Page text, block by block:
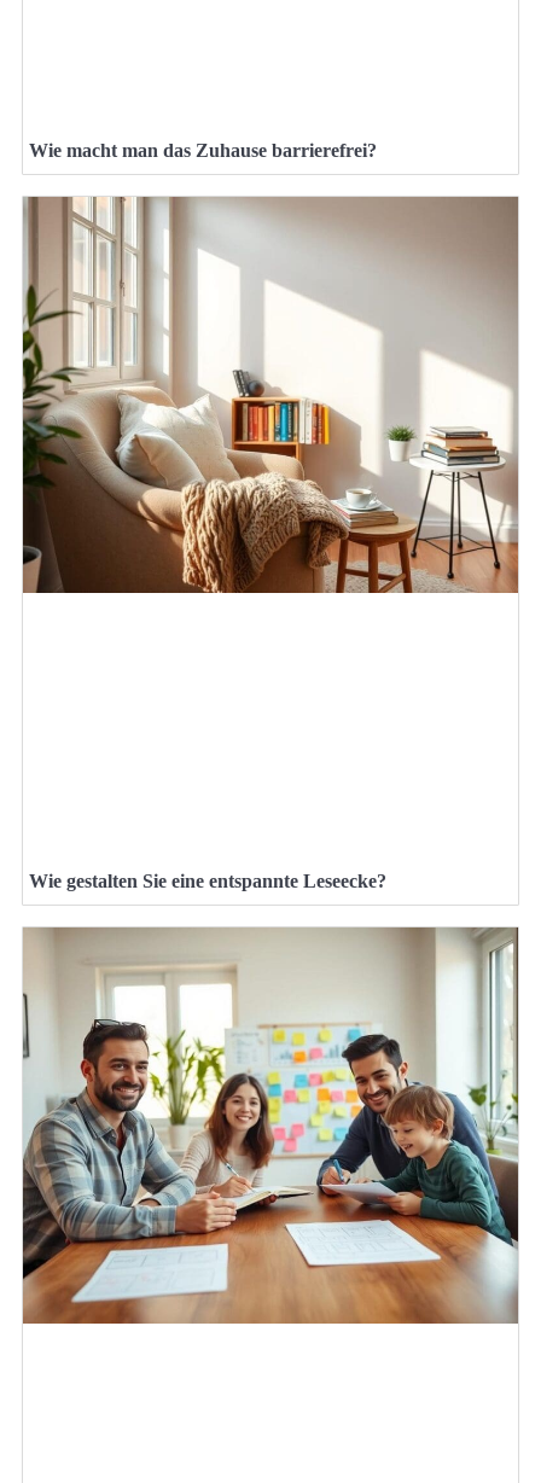
Wie macht man das Zuhause barrierefrei?
Wie gestalten Sie eine entspannte Leseecke?